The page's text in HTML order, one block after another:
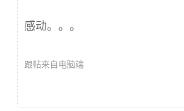
感动。。。
跟帖来自电脑端